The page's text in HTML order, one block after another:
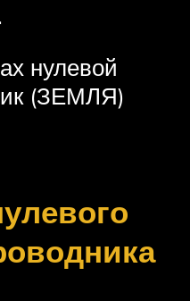
нулевой
(ЗЕМЛЯ)